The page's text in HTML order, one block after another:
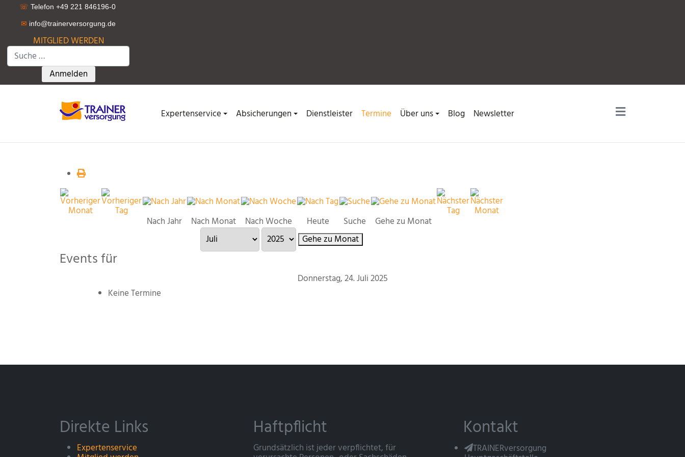
☏ Telefon +49 221 846196-0
✉ info@trainerversorgung.de
MITGLIED WERDEN
Suchen
Type 2 or more characters for results.
Anmelden
Expertenservice Absicherungen Dienstleister Termine Über uns Blog Newsletter
Nach Jahr Nach Monat Nach Woche Heute Suche
Gehe zu Monat
Gehe zu Monat
Events für
Donnerstag, 24. Juli 2025
Keine Termine
Direkte Links
Expertenservice
Haftpflicht
Grundsätzlich ist jeder verpflichtet, für
Kontakt
TRAINERversorgung